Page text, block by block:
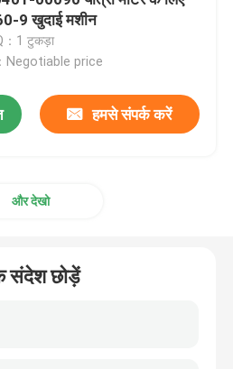
9 खुदाई मशीन
：1 टुकड़ा
Negotiable price
हमसे संपर्क करें
और देखो
संदेश छोड़ें